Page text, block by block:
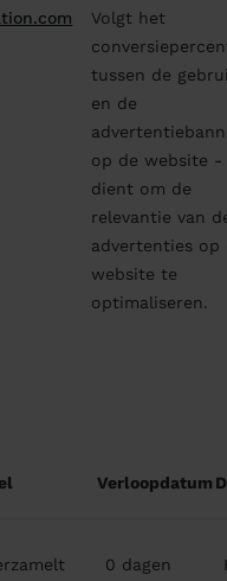
Volgt het
tussen de
en de
op de website -
dient om de
relevantie van
advertenties op
website te
optimaliseren.
Verloopdatum
0 dagen